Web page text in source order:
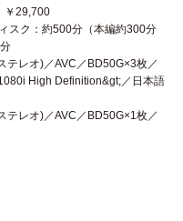
￥29,700
スク：約500分（本編約300分
)／AVC／BD50G×3枚／
High Definition&gt;／日本語
)／AVC／BD50G×1枚／